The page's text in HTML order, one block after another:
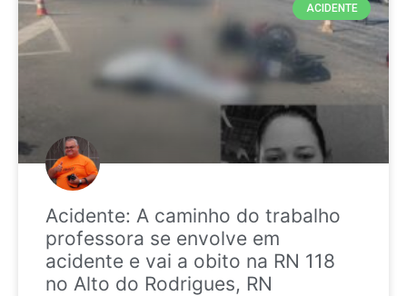
ACIDENTE
Acidente: A caminho do trabalho
professora se envolve em
acidente e vai a obito na RN 118
no Alto do Rodrigues, RN